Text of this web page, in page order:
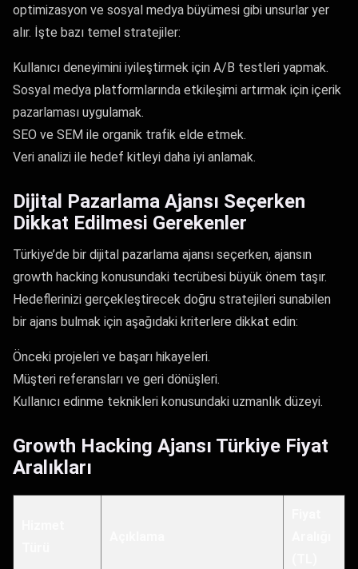
optimizasyon ve sosyal medya büyümesi gibi unsurlar yer
alır. İşte bazı temel stratejiler:
Kullanıcı deneyimini iyileştirmek için A/B testleri yapmak.
Sosyal medya platformlarında etkileşimi artırmak için içerik
pazarlaması uygulamak.
SEO ve SEM ile organik trafik elde etmek.
Veri analizi ile hedef kitleyi daha iyi anlamak.
Dijital Pazarlama Ajansı Seçerken
Dikkat Edilmesi Gerekenler
Türkiye’de bir dijital pazarlama ajansı seçerken, ajansın
growth hacking konusundaki tecrübesi büyük önem taşır.
Hedeflerinizi gerçekleştirecek doğru stratejileri sunabilen
bir ajans bulmak için aşağıdaki kriterlere dikkat edin:
Önceki projeleri ve başarı hikayeleri.
Müşteri referansları ve geri dönüşleri.
Kullanıcı edinme teknikleri konusundaki uzmanlık düzeyi.
Growth Hacking Ajansı Türkiye Fiyat
Aralıkları